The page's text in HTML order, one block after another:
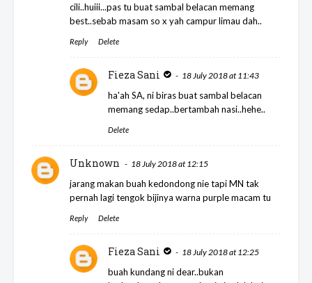
cili..huiii...pas tu buat sambal belacan memang
best..sebab masam so x yah campur limau dah..
Reply Delete
Fieza Sani 18 July 2018 at 11:43
ha'ah SA, ni biras buat sambal belacan
memang sedap..bertambah nasi..hehe..
Delete
Unknown 18 July 2018 at 12:15
jarang makan buah kedondong nie tapi MN tak
pernah lagi tengok bijinya warna purple macam tu
Reply Delete
Fieza Sani 18 July 2018 at 12:25
buah kundang ni dear..bukan